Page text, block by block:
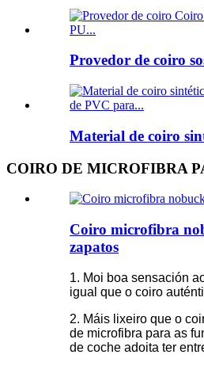
Provedor de coiro
Material de coiro
COIRO DE MICROFIBRA
Coiro microfibra
zapatos
1. Moi boa sensación
igual que o coiro
2. Máis lixeiro que o
de microfibra para as
de coche adoita ter